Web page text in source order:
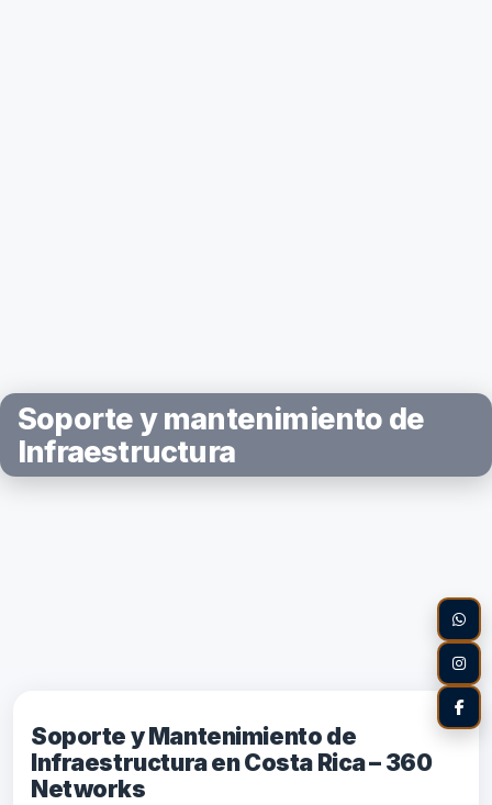
Soporte y mantenimiento de
Infraestructura
Soporte y Mantenimiento de
Infraestructura en Costa Rica – 360
Networks